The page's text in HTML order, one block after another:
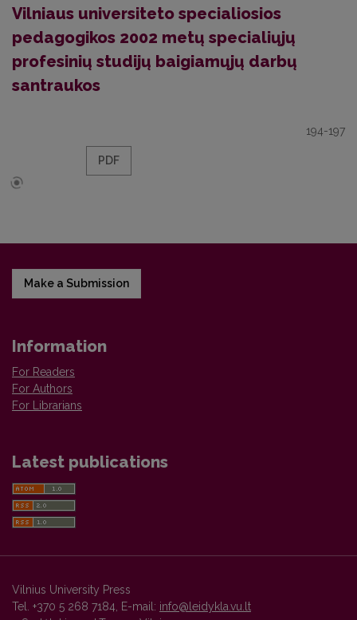
Vilniaus universiteto specialiosios
pedagogikos 2002 metų specialiųjų
profesinių studijų baigiamųjų darbų
santraukos
194-197
PDF
Make a Submission
Information
For Readers
For Authors
For Librarians
Latest publications
Vilnius University Press
Tel. +370 5 268 7184, E-mail: info@leidykla.vu.lt